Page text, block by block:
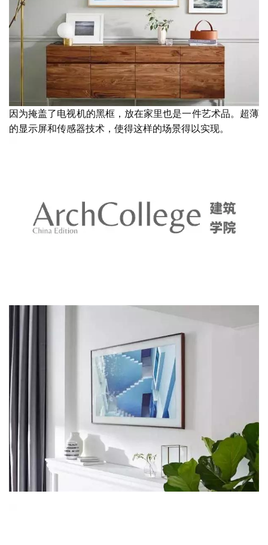
因为掩盖了电视机的黑框，放在家里也是一件艺术品。超薄
的显示屏和传感器技术，使得这样的场景得以实现。